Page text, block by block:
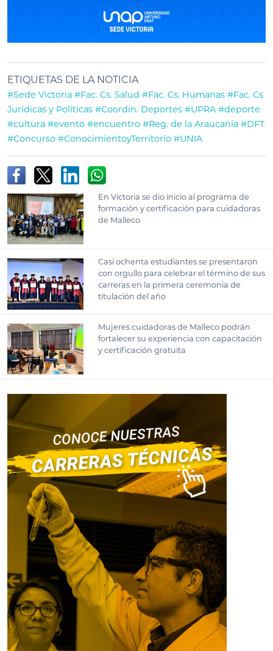
ETIQUETAS DE LA NOTICIA
#Sede Victoria #Fac. Cs. Salud #Fac. Cs. Humanas #Fac. Cs
Jurídicas y Políticas #Coordin. Deportes #UPRA #deporte
#cultura #evento #encuentro #Reg. de la Araucanía #DFT
#Concurso #ConocimientoyTerritorio #UNIA
En Victoria se dio inicio al programa de
formación y certificación para cuidadoras
de Malleco
Casi ochenta estudiantes se presentaron
con orgullo para celebrar el término de sus
carreras en la primera ceremonia de
titulación del año
Mujeres cuidadoras de Malleco podrán
fortalecer su experiencia con capacitación
y certificación gratuita